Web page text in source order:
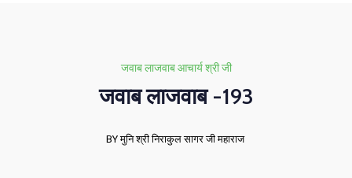
जवाब लाजवाब आचार्य श्री जी
जवाब लाजवाब -193
BY मुनि श्री निराकुल सागर जी महाराज